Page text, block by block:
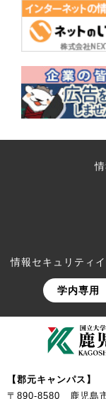
情報セキュリティ
学内専用
【郡元キャンパス】
〒890-8580 鹿児島